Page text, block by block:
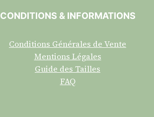
CONDITIONS & INFORMATIONS
Conditions Générales de Vente
Mentions Légales
Guide des Tailles
FAQ